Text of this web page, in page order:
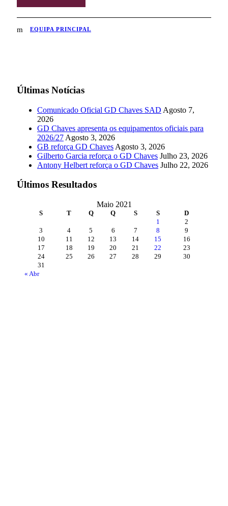
EQUIPA PRINCIPAL
Últimas Notícias
Comunicado Oficial GD Chaves SAD Agosto 7,
2026
GD Chaves apresenta os equipamentos oficiais para
2026/27 Agosto 3, 2026
GB reforça GD Chaves Agosto 3, 2026
Gilberto Garcia reforça o GD Chaves Julho 23, 2026
Antony Helbert reforça o GD Chaves Julho 22, 2026
Últimos Resultados
Maio 2021
S T Q Q S S D
« Abr
1
2
3
4 5 6 7 8
9
10
11 12 13 14 15
16
17
18 19 20 21 22
23
24
25 26 27 28 29
30
31